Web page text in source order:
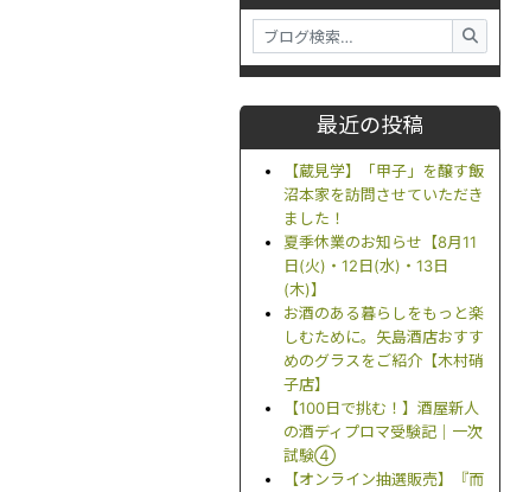
最近の投稿
【蔵見学】「甲子」を醸す飯
沼本家を訪問させていただき
ました！
夏季休業のお知らせ【8月11
日(火)・12日(水)・13日
(木)】
お酒のある暮らしをもっと楽
しむために。矢島酒店おすす
めのグラスをご紹介【木村硝
子店】
【100日で挑む！】酒屋新人
の酒ディプロマ受験記｜一次
試験④
【オンライン抽選販売】『而